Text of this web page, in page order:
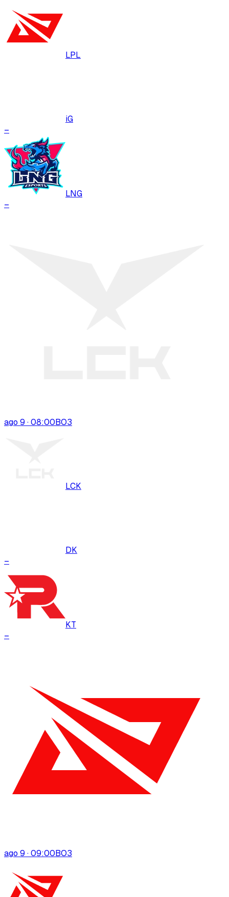
LPL
iG
–
LNG
–
ago 9 · 08:00BO3
LCK
DK
–
KT
–
ago 9 · 09:00BO3